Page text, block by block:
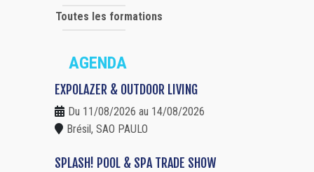
Toutes les formations
AGENDA
EXPOLAZER & OUTDOOR LIVING
Du 11/08/2026 au 14/08/2026
Brésil, SAO PAULO
SPLASH! POOL & SPA TRADE SHOW